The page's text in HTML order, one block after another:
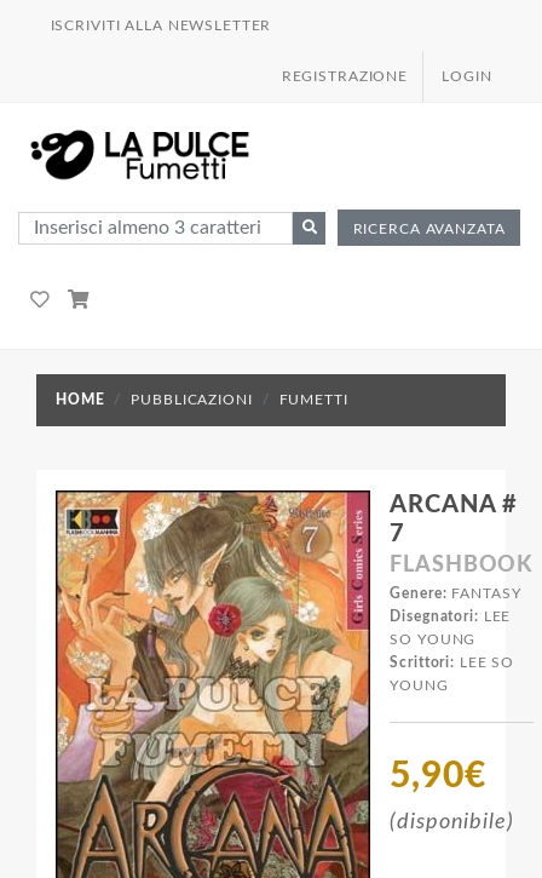
ISCRIVITI ALLA NEWSLETTER
REGISTRAZIONE LOGIN
RICERCA AVANZATA
HOME PUBBLICAZIONI FUMETTI
ARCANA #
7
FLASHBOOK
Genere: FANTASY
Disegnatori: LEE
SO YOUNG
Scrittori: LEE SO
YOUNG
5,90€
(disponibile)